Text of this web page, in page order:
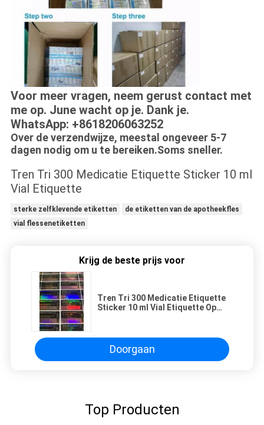
Voor meer vragen, neem gerust contact met
me op. June wacht op je. Dank je.
WhatsApp: +8618206063252
Over de verzendwijze, meestal ongeveer 5-7
dagen nodig om u te bereiken.Soms sneller.
Tren Tri 300 Medicatie Etiquette Sticker 10 ml
Vial Etiquette
sterke zelfklevende etiketten
de etiketten van de apotheekfles
vial flessenetiketten
Krijg de beste prijs voor
Tren Tri 300 Medicatie Etiquette
Sticker 10 ml Vial Etiquette Op
Doorgaan
Top Producten